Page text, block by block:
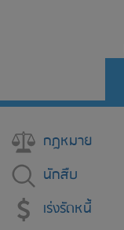
กฎหมาย
นักสืบ
เร่งรัดหนี้